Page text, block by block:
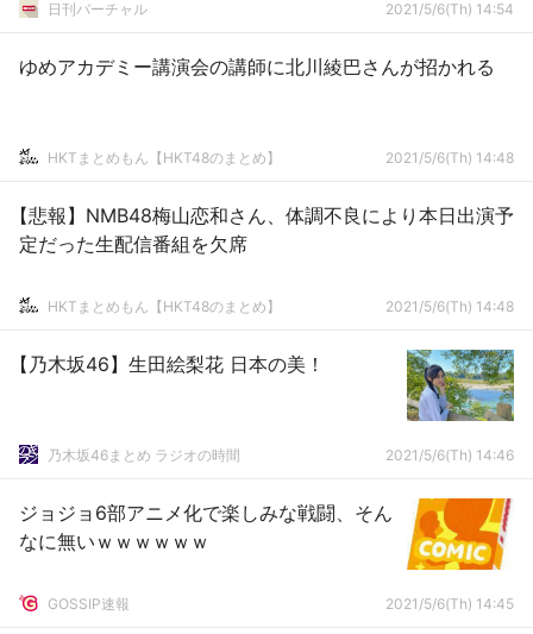
日刊バーチャル 2021/5/6(Th) 14:54
ゆめアカデミー講演会の講師に北川綾巴さんが招かれる
HKTまとめもん【HKT48のまとめ】 2021/5/6(Th) 14:48
【悲報】NMB48梅山恋和さん、体調不良により本日出演予
定だった生配信番組を欠席
HKTまとめもん【HKT48のまとめ】 2021/5/6(Th) 14:48
【乃木坂46】生田絵梨花 日本の美！
乃木坂46まとめ ラジオの時間 2021/5/6(Th) 14:46
ジョジョ6部アニメ化で楽しみな戦闘、そん
なに無いｗｗｗｗｗｗ
GOSSIP速報 2021/5/6(Th) 14:45